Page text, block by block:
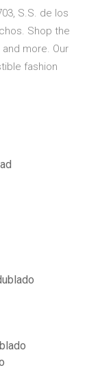
S.S. de los
Shop the
more. Our
fashion